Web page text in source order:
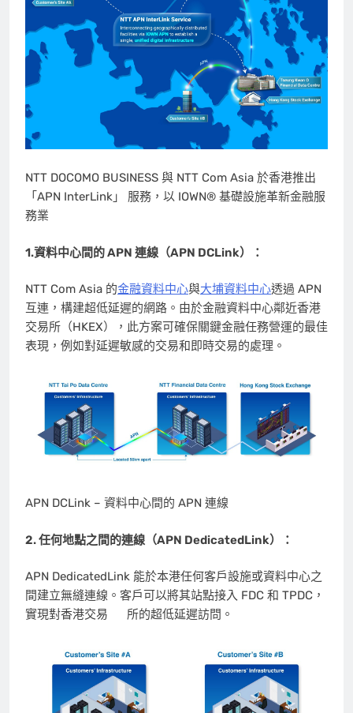
NTT DOCOMO BUSINESS 與 NTT Com Asia 於香港推出
「APN InterLink」 服務，以 IOWN® 基礎設施革新金融服
務業
1.資料中心間的APN 連線（APN DCLink）：
NTT Com Asia 的金融資料中心與大埔資料中心透過 APN
互連，構建超低延遲的網路。由於金融資料中心鄰近香港
交易所（HKEX），此方案可確保關鍵金融任務營運的最佳
表現，例如對延遲敏感的交易和即時交易的處理。
APN DCLink – 資料中心間的 APN 連線
2.任何地點之間的連線（APN DedicatedLink）：
APN DedicatedLink 能於本港任何客戶設施或資料中心之
間建立無縫連線。客戶可以將其站點接入 FDC 和 TPDC，
實現對香港交易 所的超低延遲訪問。